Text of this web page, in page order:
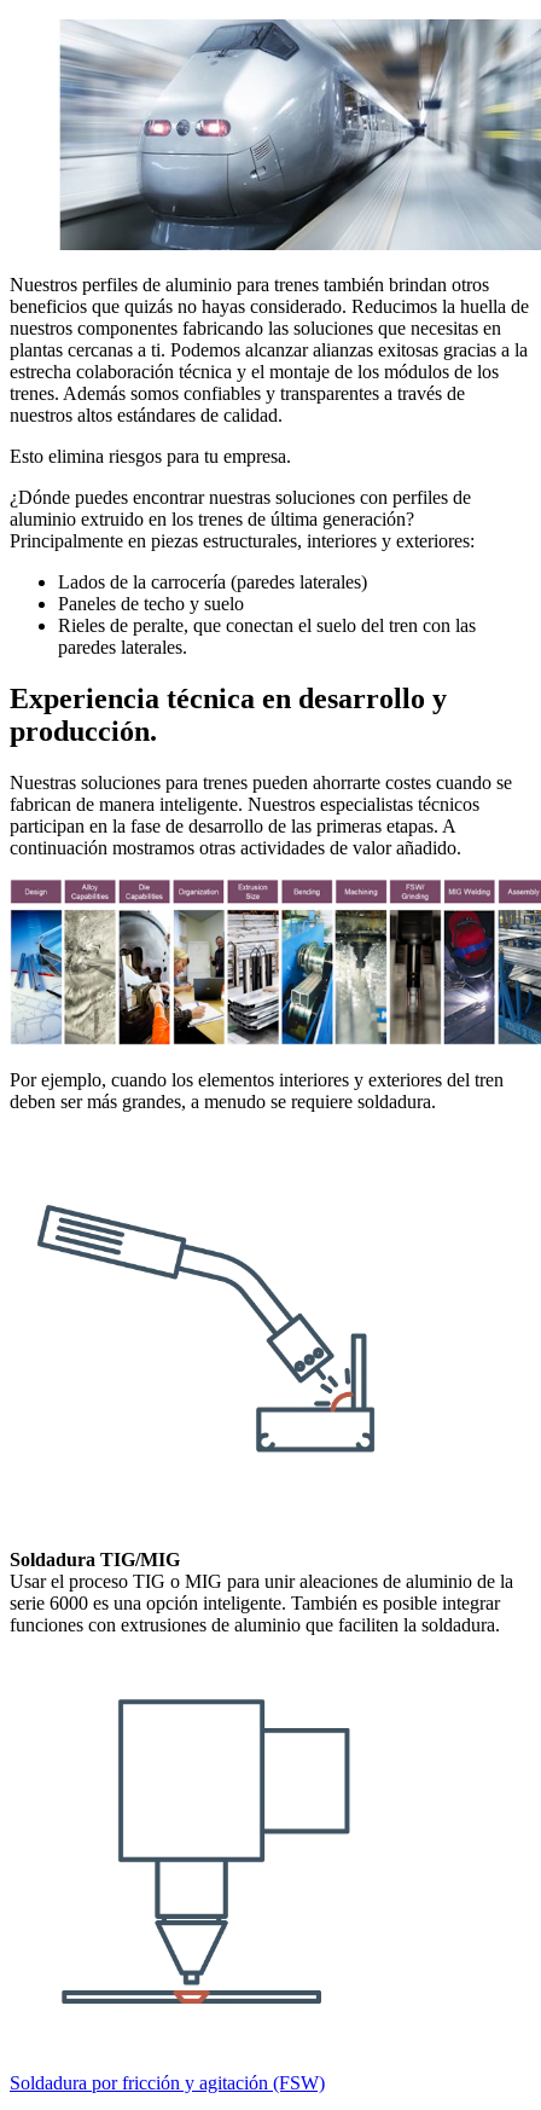
Nuestros perfiles de aluminio para trenes también brindan otros
beneficios que quizás no hayas considerado. Reducimos la huella de
nuestros componentes fabricando las soluciones que necesitas en
plantas cercanas a ti. Podemos alcanzar alianzas exitosas gracias a la
estrecha colaboración técnica y el montaje de los módulos de los
trenes. Además somos confiables y transparentes a través de
nuestros altos estándares de calidad.
Esto elimina riesgos para tu empresa.
¿Dónde puedes encontrar nuestras soluciones con perfiles de
aluminio extruido en los trenes de última generación?
Principalmente en piezas estructurales, interiores y exteriores:
Lados de la carrocería (paredes laterales)
Paneles de techo y suelo
Rieles de peralte, que conectan el suelo del tren con las
paredes laterales.
Experiencia técnica en desarrollo y
producción.
Nuestras soluciones para trenes pueden ahorrarte costes cuando se
fabrican de manera inteligente. Nuestros especialistas técnicos
participan en la fase de desarrollo de las primeras etapas. A
continuación mostramos otras actividades de valor añadido.
Por ejemplo, cuando los elementos interiores y exteriores del tren
deben ser más grandes, a menudo se requiere soldadura.
Soldadura TIG/MIG
Usar el proceso TIG o MIG para unir aleaciones de aluminio de la
serie 6000 es una opción inteligente. También es posible integrar
funciones con extrusiones de aluminio que faciliten la soldadura.
Soldadura por fricción y agitación (FSW)